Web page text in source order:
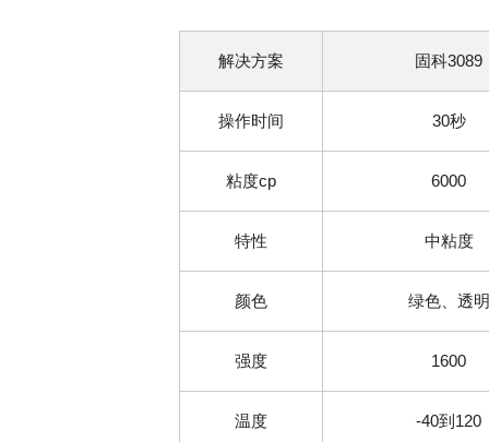
解决方案 固科3089
操作时间 30秒
粘度cp 6000
特性 中粘度
颜色 绿色、透明
强度 1600
温度 -40到120